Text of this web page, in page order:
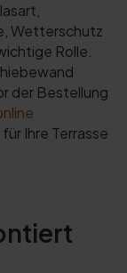
Wetterschutz
Rolle.
der Bestellung
Ihre Terrasse